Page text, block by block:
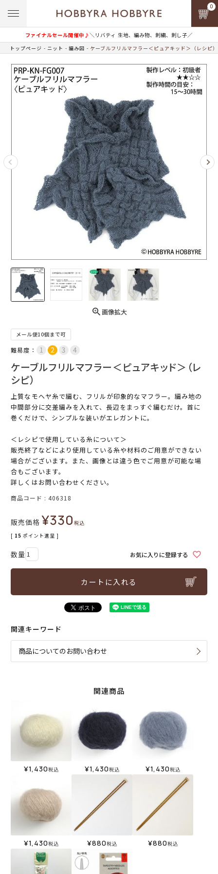
ファイナルセール開催中♪＼リバティ 生地、編み物、刺繍、刺し子／
0
トップページ ニット 編み図 ケーブルフリルマフラー＜ピュアキッド＞（レシピ）
画像拡大
メール便10個まで可
難易度：
ケーブルフリルマフラー＜ピュアキッド＞（レ
シピ）
上質なモヘヤ糸で編む、フリルが印象的なマフラー。編み地の
中間部分に交差編みを入れて、長辺をまっすぐ編むだけ。首に
巻くだけで、シンプルな装いがエレガントに。
＜レシピで使用している糸について＞
販売終了などにより使用している糸や材料のご用意ができない
場合がございます。また、画像とは違う色でご用意が可能な場
合もございます。
詳しくはお問い合わせください。
商品コード 406318
販売価格 ¥330税込
[ 15 ポイント進呈 ]
お気に入りに登録する
カートに入れる
関連キーワード
商品についてのお問い合わせ
関連商品
¥1,430税込 ¥1,430税込 ¥1,430税込
¥1,430税込 ¥880税込 ¥880税込